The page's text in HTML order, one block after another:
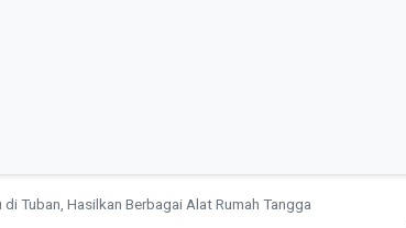
Tuban, Hasilkan Berbagai Alat Rumah Tangga